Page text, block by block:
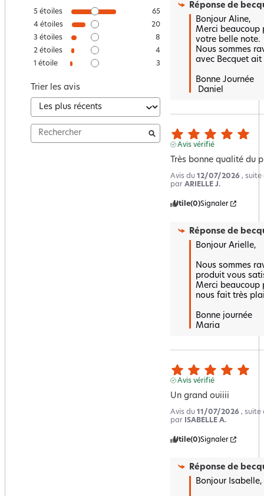
5 étoiles
65
4 étoiles
20
3 étoiles
8
2 étoiles
4
1 étoile 3
Trier les avis
Réponse de
Bonjour Aline,
Merci beaucoup
votre belle
Nous sommes
avec Becquet
Bonne Journée
Daniel
Avis vérifié
Très bonne qualité du
Avis du 12/07/2026 , suite
par ARIELLE J.
Utile(0)Signaler
Réponse de
Bonjour Arielle,
Nous sommes
produit vous
Merci beaucoup
nous fait très
Bonne journée
Maria
Avis vérifié
Un grand ouiiii
Avis du 11/07/2026 , suite
par ISABELLE A.
Utile(0)Signaler
Réponse de
Bonjour Isabelle,